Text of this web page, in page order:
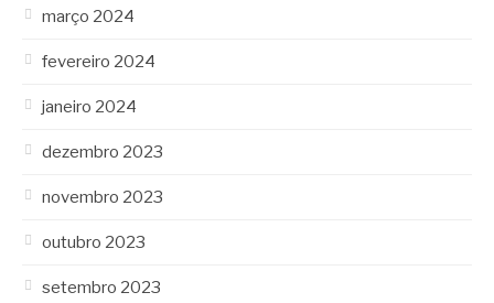
março 2024
fevereiro 2024
janeiro 2024
dezembro 2023
novembro 2023
outubro 2023
setembro 2023